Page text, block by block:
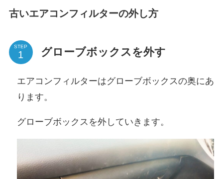
古いエアコンフィルターの外し方
STEP グローブボックスを外す
エアコンフィルターはグローブボックスの奥にあ
ります。
グローブボックスを外していきます。